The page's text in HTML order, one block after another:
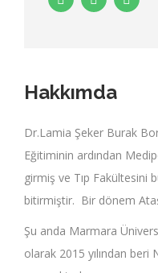
Hakkımda
Dr.Lamia Şeker Burak
Eğitiminin ardından
girmiş ve Tıp Fakültesini
bitirmiştir. Bir dönem
Şu anda Marmara
olarak 2015 yılından